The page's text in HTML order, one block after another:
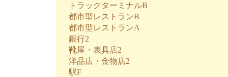
トラックターミナルB
都市型レストランB
都市型レストランA
銀行2
靴屋・表具店2
洋品店・金物店2
駅F